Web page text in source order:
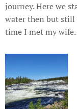
journey. Here we
water then but still
time I met my wife.